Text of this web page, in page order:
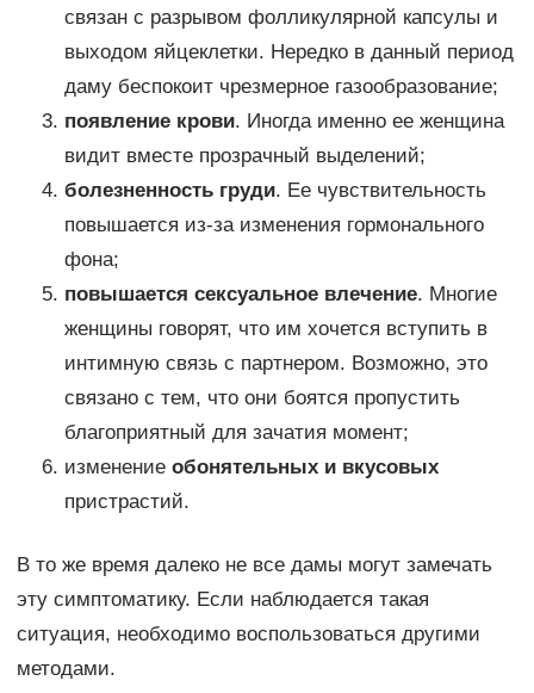
связан с разрывом фолликулярной капсулы и
выходом яйцеклетки. Нередко в данный период
даму беспокоит чрезмерное газообразование;
появление крови. Иногда именно ее женщина
видит вместе прозрачный выделений;
болезненность груди. Ее чувствительность
повышается из-за изменения гормонального
фона;
повышается сексуальное влечение. Многие
женщины говорят, что им хочется вступить в
интимную связь с партнером. Возможно, это
связано с тем, что они боятся пропустить
благоприятный для зачатия момент;
изменение обонятельных и вкусовых
пристрастий.
В то же время далеко не все дамы могут замечать
эту симптоматику. Если наблюдается такая
ситуация, необходимо воспользоваться другими
методами.